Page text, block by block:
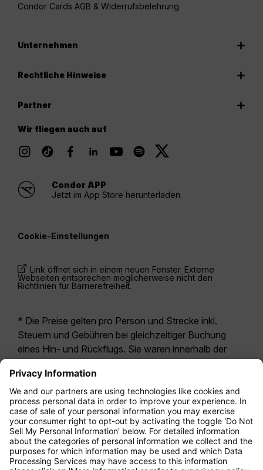
Condor Cards AGB & Widerrufsbelehrung
Unternehmen
Rechtliche Hinweise
Partner
Wir fliegen auch auf
Condor APP
Jetzt im App Store herunterladen.
Cookie-Einstellungen
Link öffnet sich in einem neuen Fenster. Externe
Webseiten entsprechen möglicherweise nicht den
Richtlinien für Barrierefreiheit.
* Die Preise gelten pro Person und Strecke inkl.
Steuern und Gebühren bei gleichzeitiger Buchung
eines Hin- und Rückflugs. Sie waren innerhalb der
letzten 24 Stunden verfügbar und sind
möglicherweise nicht mehr aktuell. Bei den für die
Economy Class angegebenen Tarifen handelt es
sich i.d.R. um Economy Zero, unsere restriktivste
Tarifoption. Es können hierfür zusätzliche Gebühren
fürAufgabegepäckoder für andere optionale
Leistungen anfallen. Es gelten dieAllgemeinen
Geschäftsbedingungen .